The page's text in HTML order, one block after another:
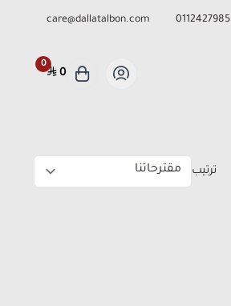
0112427985
care@dallatalbon.com
0
0
ترتيب